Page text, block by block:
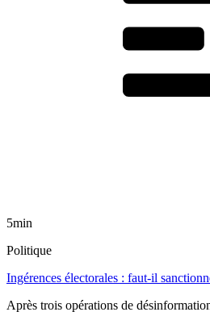
5min
Politique
Ingérences électorales : faut-il
Après trois opérations de